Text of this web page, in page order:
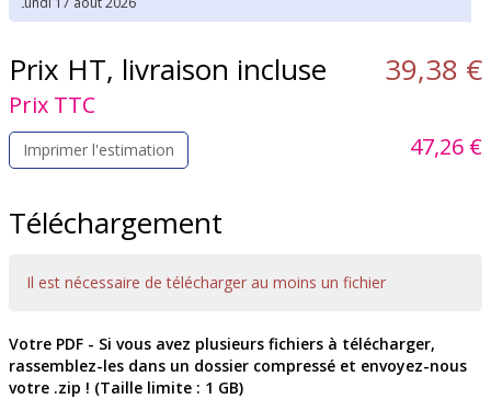
Prix HT, livraison incluse 39,38 €
Prix TTC
47,26 €
Imprimer l'estimation
Téléchargement
Il est nécessaire de télécharger au moins un fichier
Votre PDF - Si vous avez plusieurs fichiers à télécharger,
rassemblez-les dans un dossier compressé et envoyez-nous
votre .zip ! (Taille limite : 1 GB)